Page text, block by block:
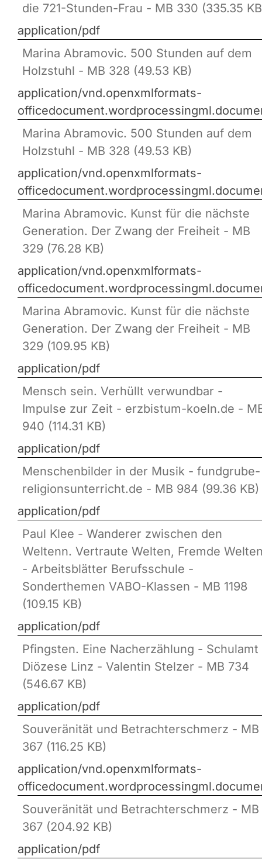
die 721-Stunden-Frau - MB 330 (335.35
application/pdf
Marina Abramovic. 500 Stunden auf dem
Holzstuhl - MB 328 (49.53 KB)
application/vnd.openxmlformats-
Marina Abramovic. 500 Stunden auf dem
Holzstuhl - MB 328 (49.53 KB)
application/vnd.openxmlformats-
Marina Abramovic. Kunst für die nächste
Generation. Der Zwang der Freiheit - MB
329 (76.28 KB)
application/vnd.openxmlformats-
Marina Abramovic. Kunst für die nächste
Generation. Der Zwang der Freiheit - MB
329 (109.95 KB)
application/pdf
Mensch sein. Verhüllt verwundbar -
Impulse zur Zeit - erzbistum-koeln.de -
940 (114.31 KB)
application/pdf
Menschenbilder in der Musik - fundgrube-
religionsunterricht.de - MB 984 (99.36 KB)
application/pdf
Paul Klee - Wanderer zwischen den
Weltenn. Vertraute Welten, Fremde
- Arbeitsblätter Berufsschule -
Sonderthemen VABO-Klassen - MB 1198
(109.15 KB)
application/pdf
Pfingsten. Eine Nacherzählung - Schulamt
Diözese Linz - Valentin Stelzer - MB 734
(546.67 KB)
application/pdf
Souveränität und Betrachterschmerz - MB
367 (116.25 KB)
application/vnd.openxmlformats-
Souveränität und Betrachterschmerz - MB
367 (204.92 KB)
application/pdf